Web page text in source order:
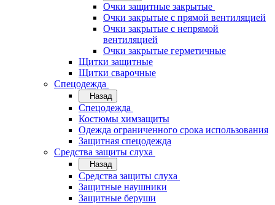
Очки защитные закрытые
Очки закрытые с прямой вентиляцией
Очки закрытые с непрямой
вентиляцией
Очки закрытые герметичные
Щитки защитные
Щитки сварочные
Спецодежда
Назад
Спецодежда
Костюмы химзащиты
Одежда ограниченного срока использования
Защитная спецодежда
Средства защиты слуха
Назад
Средства защиты слуха
Защитные наушники
Защитные беруши